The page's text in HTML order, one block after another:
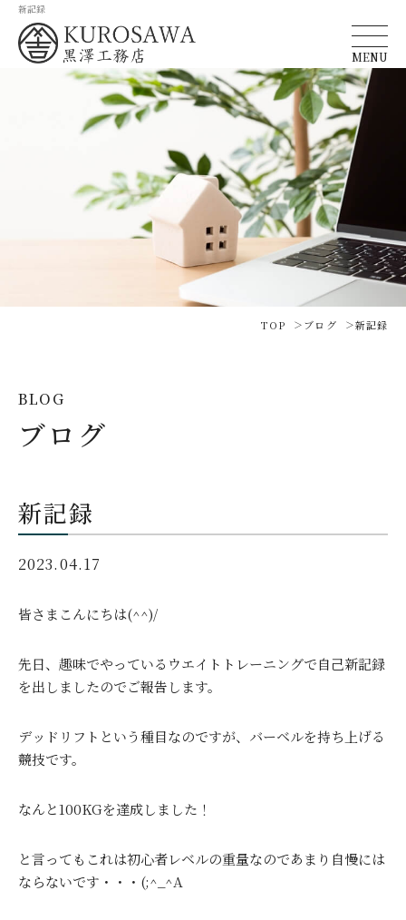
新記録
MENU
TOP ブログ 新記録
BLOG
ブログ
新記録
2023.04.17
皆さまこんにちは(^^)/
先日、趣味でやっているウエイトトレーニングで自己新記録
を出しましたのでご報告します。
デッドリフトという種目なのですが、バーベルを持ち上げる
競技です。
なんと100KGを達成しました！
と言ってもこれは初心者レベルの重量なのであまり自慢には
ならないです・・・(;^_^A